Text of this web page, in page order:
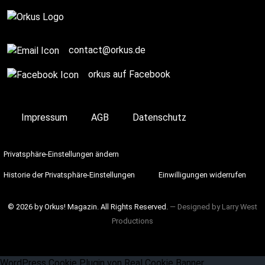
contact@orkus.de
orkus auf Facebook
Impressum AGB Datenschutz
Privatsphäre-Einstellungen ändern
Historie der Privatsphäre-Einstellungen Einwilligungen widerrufen
© 2026 by Orkus! Magazin. All Rights Reserved. ― Designed by Larry West
Productions
WordPress Cookie Plugin von Real Cookie Banner